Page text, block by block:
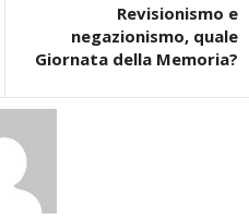
Revisionismo e
negazionismo, quale
Giornata della Memoria?